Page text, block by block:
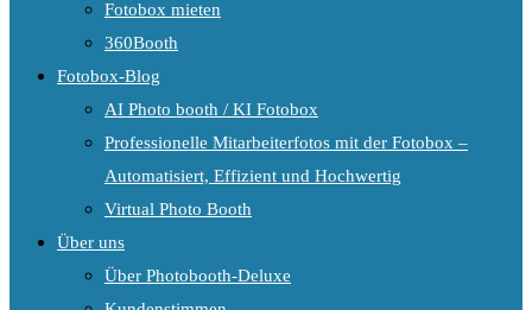
Fotobox mieten
360Booth
Fotobox-Blog
AI Photo booth / KI Fotobox
Professionelle Mitarbeiterfotos mit der Fotobox –
Automatisiert, Effizient und Hochwertig
Virtual Photo Booth
Über uns
Über Photobooth-Deluxe